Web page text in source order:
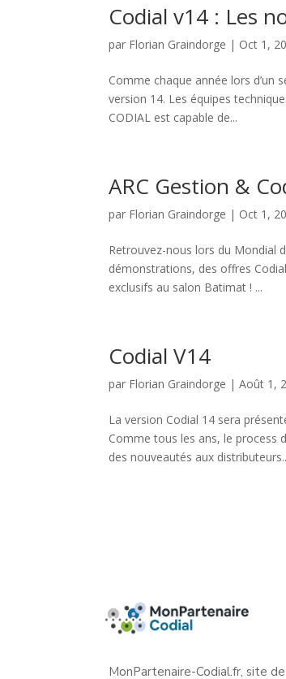
Codial v14 : Les
par Florian Graindorge | Oct 1,
Comme chaque année lors d’un
version 14. Les équipes
CODIAL est capable de...
ARC Gestion &
par Florian Graindorge | Oct 1,
Retrouvez-nous lors du Mondial
démonstrations, des offres
exclusifs au salon Batimat ! ...
Codial V14
par Florian Graindorge |Août 1,
La version Codial 14 sera
Comme tous les ans, le process
des nouveautés aux
MonPartenaire-Codial.fr, site de